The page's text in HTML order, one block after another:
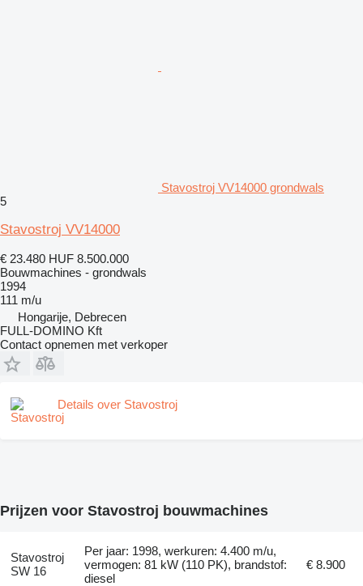
Stavostroj VV14000 grondwals
5
Stavostroj VV14000
€ 23.480 HUF 8.500.000
Bouwmachines - grondwals
1994
111 m/u
Hongarije, Debrecen
FULL-DOMINO Kft
Contact opnemen met verkoper
Details over Stavostroj
Prijzen voor Stavostroj bouwmachines
Stavostroj
SW 16
Per jaar: 1998, werkuren: 4.400 m/u,
vermogen: 81 kW (110 PK), brandstof:
diesel
€ 8.900